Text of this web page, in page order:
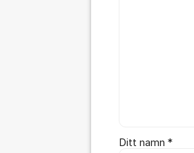
Ditt namn *